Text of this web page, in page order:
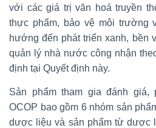
với các giá trị văn hoá truyền
thực phẩm, bảo vệ môi trường
hướng đến phát triển xanh, bền
quản lý nhà nước công nhận
định tại Quyết định này.
Sản phẩm tham gia đánh giá,
OCOP bao gồm 6 nhóm sản
dược liệu và sản phẩm từ dược